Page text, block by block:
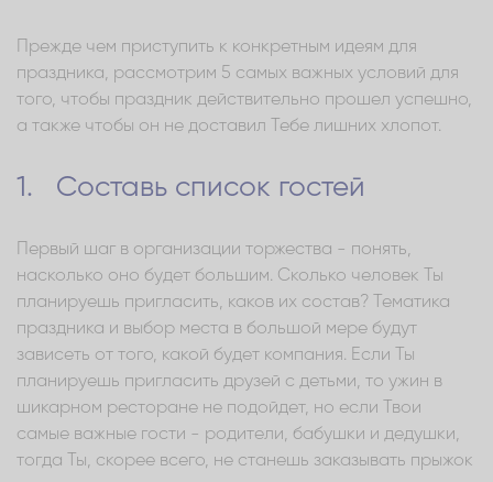
Прежде чем приступить к конкретным идеям для
праздника, рассмотрим 5 самых важных условий для
того, чтобы праздник действительно прошел успешно,
а также чтобы он не доставил Тебе лишних хлопот.
1. Составь список гостей
Первый шаг в организации торжества - понять,
насколько оно будет большим. Сколько человек Ты
планируешь пригласить, каков их состав? Тематика
праздника и выбор места в большой мере будут
зависеть от того, какой будет компания. Если Ты
планируешь пригласить друзей с детьми, то ужин в
шикарном ресторане не подойдет, но если Твои
самые важные гости - родители, бабушки и дедушки,
тогда Ты, скорее всего, не станешь заказывать прыжок